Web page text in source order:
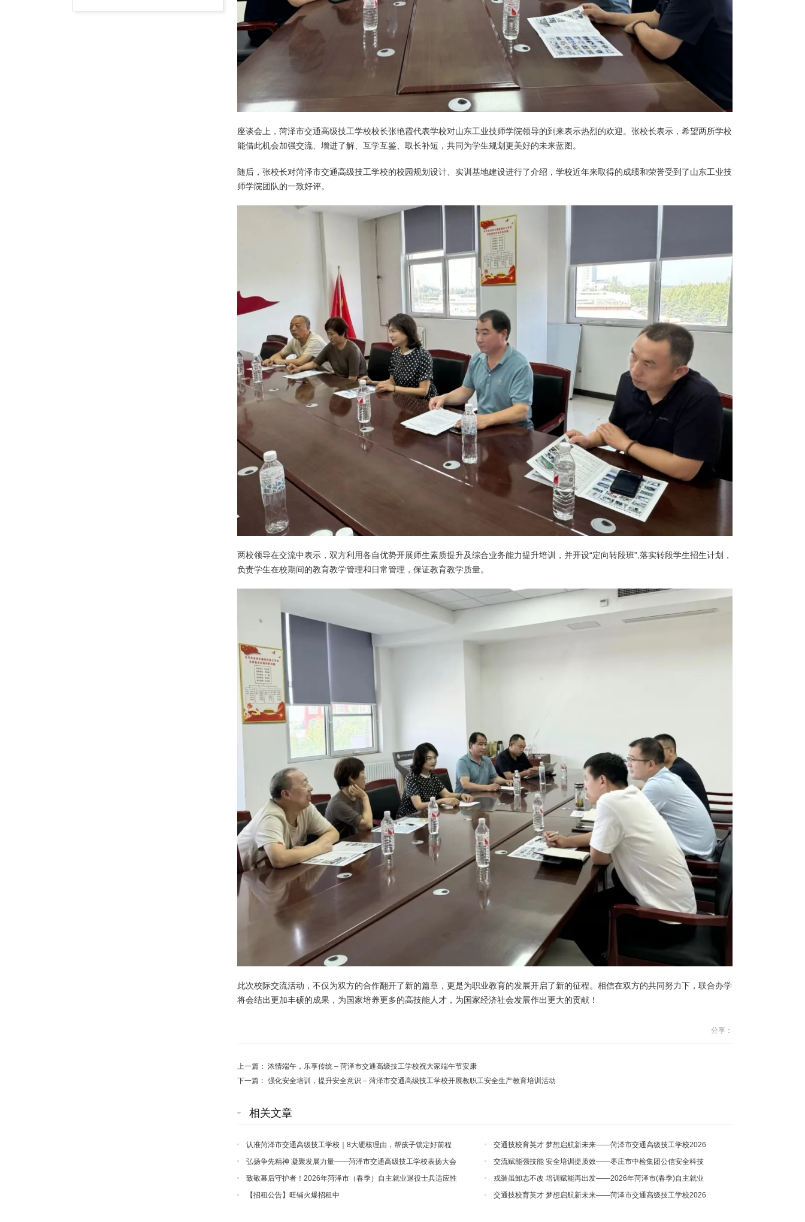
座谈会上，菏泽市交通高级技工学校校长张艳霞代表学校对山东工业技师学院领导的到来表示热烈的欢迎。张校长表示，希望两所学校
能借此机会加强交流、增进了解、互学互鉴、取长补短，共同为学生规划更美好的未来蓝图。
随后，张校长对菏泽市交通高级技工学校的校园规划设计、实训基地建设进行了介绍，学校近年来取得的成绩和荣誉受到了山东工业技
师学院团队的一致好评。
两校领导在交流中表示，双方利用各自优势开展师生素质提升及综合业务能力提升培训，并开设“定向转段班”,落实转段学生招生计划，
负责学生在校期间的教育教学管理和日常管理，保证教育教学质量。
此次校际交流活动，不仅为双方的合作翻开了新的篇章，更是为职业教育的发展开启了新的征程。相信在双方的共同努力下，联合办学
将会结出更加丰硕的成果，为国家培养更多的高技能人才，为国家经济社会发展作出更大的贡献！
分享：
上一篇： 浓情端午，乐享传统 – 菏泽市交通高级技工学校祝大家端午节安康
下一篇： 强化安全培训，提升安全意识 – 菏泽市交通高级技工学校开展教职工安全生产教育培训活动
相关文章
认准菏泽市交通高级技工学校｜8大硬核理由，帮孩子锁定好前程
交通技校育英才 梦想启航新未来——菏泽市交通高级技工学校2026
年秋季招生火热进行中！
弘扬争先精神 凝聚发展力量——菏泽市交通高级技工学校表扬大会
暨一季度经济分析会圆满召开
交流赋能强技能 安全培训提质效——枣庄市中检集团公信安全科技
有限公司莅临我校参观学习交流工作
致敬幕后守护者！2026年菏泽市（春季）自主就业退役士兵适应性
培训班，因你们而温暖有序！
戎装虽卸志不改 培训赋能再出发——2026年菏泽市(春季)自主就业
退役士兵适应性培训班开班仪式圆满举行
【招租公告】旺铺火爆招租中
交通技校育英才 梦想启航新未来——菏泽市交通高级技工学校2026